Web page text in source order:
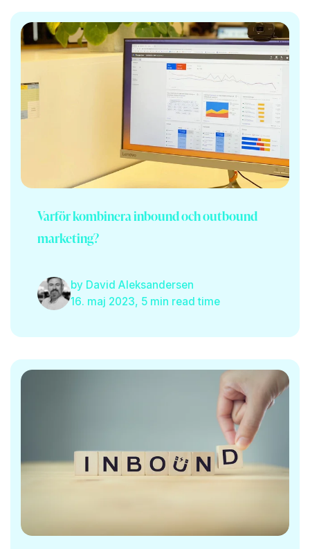
Varför kombinera inbound och outbound
marketing?
by David Aleksandersen
16. maj 2023, 5 min read time